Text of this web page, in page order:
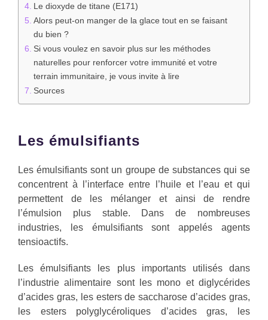
Le dioxyde de titane (E171)
Alors peut-on manger de la glace tout en se faisant
du bien ?
Si vous voulez en savoir plus sur les méthodes
naturelles pour renforcer votre immunité et votre
terrain immunitaire, je vous invite à lire
Sources
Les émulsifiants
Les émulsifiants sont un groupe de substances qui se
concentrent à l’interface entre l’huile et l’eau et qui
permettent de les mélanger et ainsi de rendre
l’émulsion plus stable. Dans de nombreuses
industries, les émulsifiants sont appelés agents
tensioactifs.
Les émulsifiants les plus importants utilisés dans
l’industrie alimentaire sont les mono et diglycérides
d’acides gras, les esters de saccharose d’acides gras,
les esters polyglycéroliques d’acides gras, les